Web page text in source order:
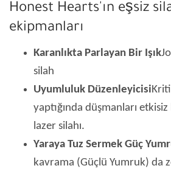
Honest Hearts'ın eşsiz
ekipmanları
Karanlıkta Parlayan Bir Işık
silah
Uyumluluk Düzenleyicisi
yaptığında düşmanları
lazer silahı.
Yaraya Tuz Sermek Güç
kavrama (Güçlü Yumruk) da